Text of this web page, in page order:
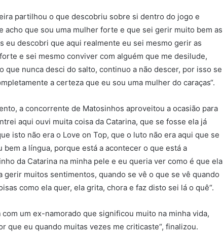
partilhou o que descobriu sobre si dentro do jogo e
acho que sou uma mulher forte e que sei gerir muito bem as
eu descobri que aqui realmente eu sei mesmo gerir as
e sei mesmo conviver com alguém que me desilude,
que nunca desci do salto, continuo a não descer, por isso se
a certeza que eu sou uma mulher do caraças“.
a concorrente de Matosinhos aproveitou a ocasião para
aqui ouvi muita coisa da Catarina, que se fosse ela já
isto não era o Love on Top, que o luto não era aqui que se
a língua, porque está a acontecer o que está a
da Catarina na minha pele e eu queria ver como é que ela
gerir muitos sentimentos, quando se vê o que se vê quando
como ela quer, ela grita, chora e faz disto sei lá o quê“.
um ex-namorado que significou muito na minha vida,
que eu quando muitas vezes me criticaste“, finalizou.